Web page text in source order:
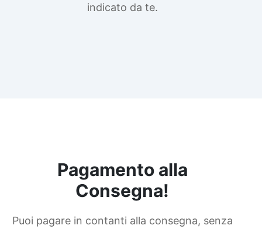
indicato da te.
Pagamento alla
Consegna!
Puoi pagare in contanti alla consegna, senza